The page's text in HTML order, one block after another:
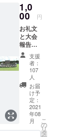
1,0
00 円
お礼文
と大会
報告
メール
送付と
させて
いただ
きま
す。
支援
者：
107
人
お届
け予
定：
2021
年08
月
こ
の
リ
タ